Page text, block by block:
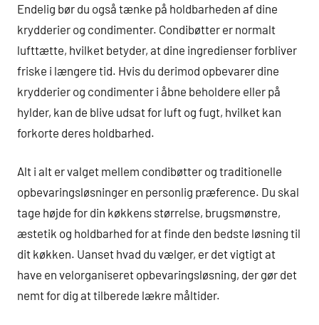
Endelig bør du også tænke på holdbarheden af dine
krydderier og condimenter. Condibøtter er normalt
lufttætte, hvilket betyder, at dine ingredienser forbliver
friske i længere tid. Hvis du derimod opbevarer dine
krydderier og condimenter i åbne beholdere eller på
hylder, kan de blive udsat for luft og fugt, hvilket kan
forkorte deres holdbarhed.
Alt i alt er valget mellem condibøtter og traditionelle
opbevaringsløsninger en personlig præference. Du skal
tage højde for din køkkens størrelse, brugsmønstre,
æstetik og holdbarhed for at finde den bedste løsning til
dit køkken. Uanset hvad du vælger, er det vigtigt at
have en velorganiseret opbevaringsløsning, der gør det
nemt for dig at tilberede lækre måltider.